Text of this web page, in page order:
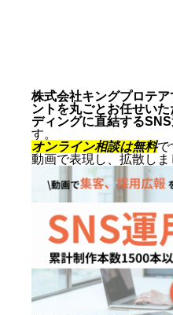
株式会社キングプロテ
ントを丸ごとお任せい
ディングに直結する
す。
オンライン相談は無料で
動画で表現し、拡散しま